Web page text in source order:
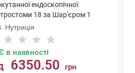
ендоскопічної
18 за Шар'єром 1
Нутриція
в наявності
6350.50 грн